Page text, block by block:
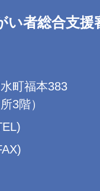
者総合支援
町福本383
3階）